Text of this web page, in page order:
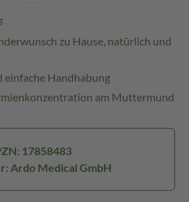
zu Hause, natürlich und
Handhabung
am Muttermund
17858483
Ardo Medical GmbH